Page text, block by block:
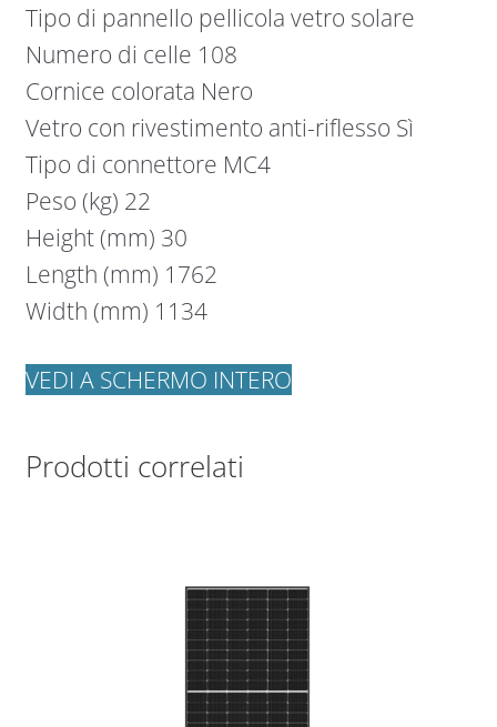
Tipo di pannello pellicola vetro solare
Numero di celle 108
Cornice colorata Nero
Vetro con rivestimento anti-riflesso Sì
Tipo di connettore MC4
Peso (kg) 22
Height (mm) 30
Length (mm) 1762
Width (mm) 1134
VEDI A SCHERMO INTERO
Prodotti correlati